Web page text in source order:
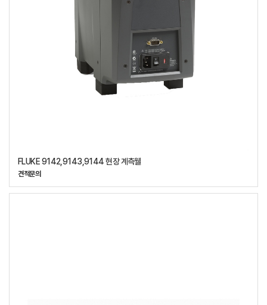
FLUKE 9142,9143,9144 현장 계측웰
견적문의